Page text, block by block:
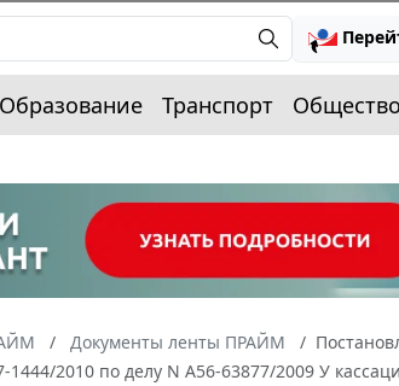
Образование Транспорт Общество
Документы ленты ПРАЙМ
2010 по делу N А56-63877/2009 У